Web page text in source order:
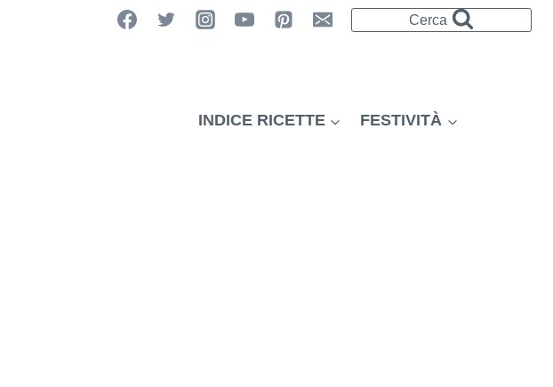
Cerca
INDICE RICETTE FESTIVITÀ